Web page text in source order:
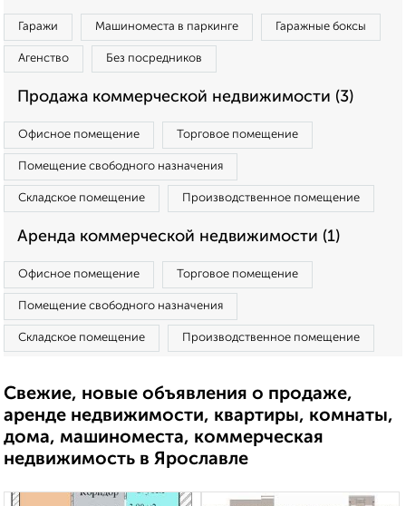
Гаражи Машиноместа в паркинге Гаражные боксы
Агенство Без посредников
Продажа коммерческой недвижимости (3)
Офисное помещение Торговое помещение
Помещение свободного назначения
Складское помещение Производственное помещение
Аренда коммерческой недвижимости (1)
Офисное помещение Торговое помещение
Помещение свободного назначения
Складское помещение Производственное помещение
Свежие, новые объявления о продаже,
аренде недвижимости, квартиры, комнаты,
дома, машиноместа, коммерческая
недвижимость в Ярославле